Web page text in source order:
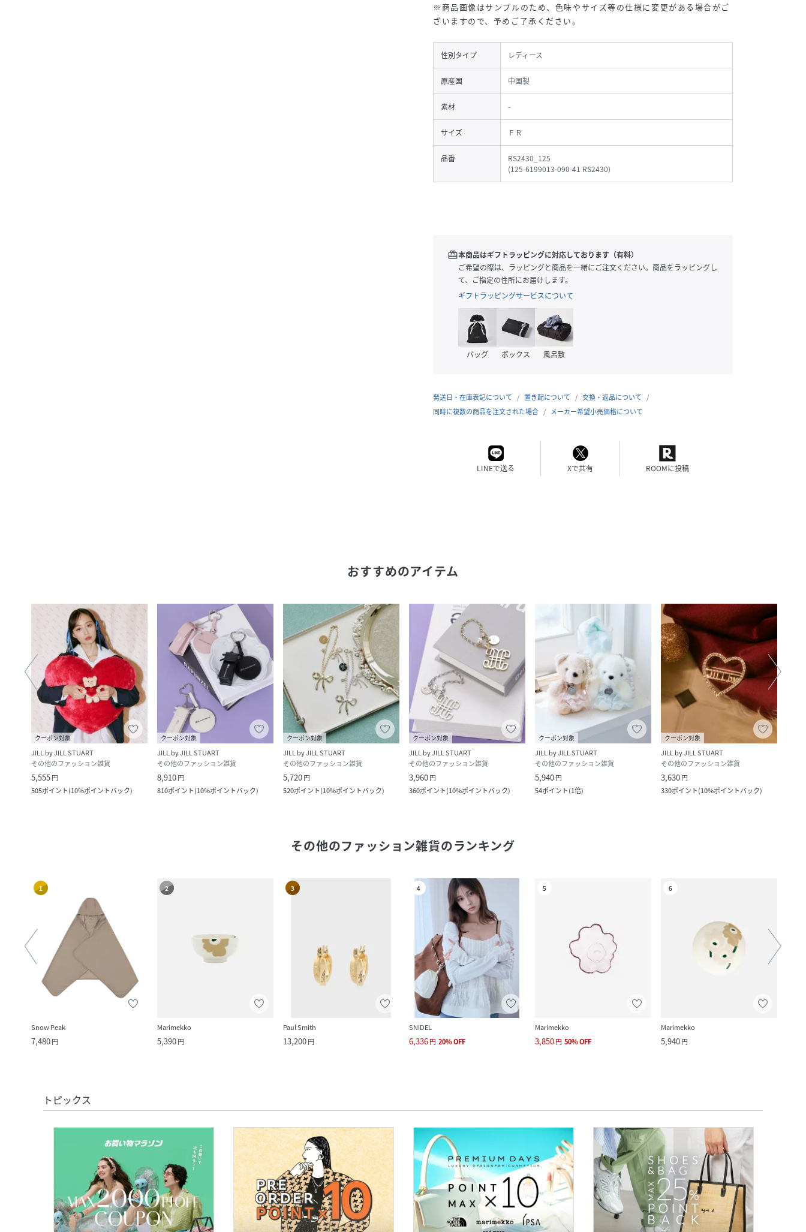
※商品画像はサンプルのため、色味やサイズ等の仕様に変更がある場合がご
ざいますので、予めご了承ください。
性別タイプ レディース
原産国 中国製
素材 -
サイズ ＦＲ
品番
RS2430_125
(125-6199013-090-41 RS2430)
redeem本商品はギフトラッピングに対応しております（有料）
ご希望の際は、ラッピングと商品を一緒にご注文ください。商品をラッピングし
て、ご指定の住所にお届けします。
ギフトラッピングサービスについて
バッグ ボックス 風呂敷
発送日・在庫表記について 置き配について
交換・返品について
同時に複数の商品を注文された場合
メーカー希望小売価格について
LINEで送る Xで共有 ROOMに投稿
おすすめのアイテム
クーポン対象
JILL by JILL STUART
その他のファッション雑貨
5,555円
505ポイント(10%ポイントバック)
クーポン対象
JILL by JILL STUART
その他のファッション雑貨
8,910円
810ポイント(10%ポイントバック)
クーポン対象
JILL by JILL STUART
その他のファッション雑貨
5,720円
520ポイント(10%ポイントバック)
クーポン対象
JILL by JILL STUART
その他のファッション雑貨
3,960円
360ポイント(10%ポイントバック)
クーポン対象
JILL by JILL STUART
その他のファッション雑貨
5,940円
54ポイント(1倍)
クーポン対象
JILL by JILL STUART
その他のファッション雑貨
3,630円
330ポイント(10%ポイントバック)
その他のファッション雑貨のランキング
1
Snow Peak
7,480円
2
Marimekko
5,390円
3
Paul Smith
13,200円
4
SNIDEL
6,336円 20%OFF
5
Marimekko
3,850円 50%OFF
6
Marimekko
5,940円
トピックス